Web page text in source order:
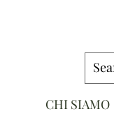
CHI SIAMO